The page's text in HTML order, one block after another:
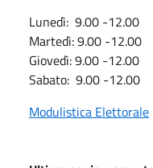
Lunedì: 9.00 -12.00
Martedì: 9.00 -12.00
Giovedì: 9.00 -12.00
Sabato: 9.00 -12.00
Modulistica Elettorale